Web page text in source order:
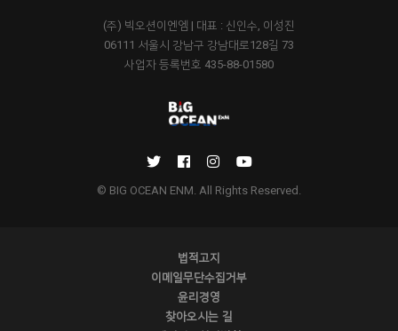
(주) 빅오션이엔엠 | 대표 : 신인수, 이성진
06111 서울시 강남구 강남대로128길 73
사업자 등록번호 435-88-01580
© BIG OCEAN ENM. All Rights Reserved.
법적고지
이메일무단수집거부
윤리경영
찾아오시는 길